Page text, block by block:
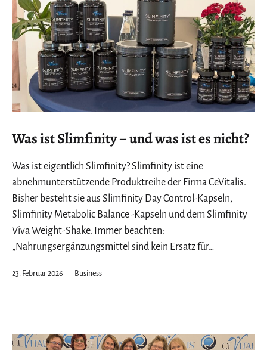
Was ist Slimfinity – und was ist es nicht?
Was ist eigentlich Slimfinity? Slimfinity ist eine
abnehmunterstützende Produktreihe der Firma CeVitalis.
Bisher besteht sie aus Slimfinity Day Control-Kapseln,
Slimfinity Metabolic Balance -Kapseln und dem Slimfinity
Viva Weight-Shake. Immer beachten:
„Nahrungsergänzungsmittel sind kein Ersatz für…
Veröffentlicht
23. Februar 2026
Kategorisiert
Business